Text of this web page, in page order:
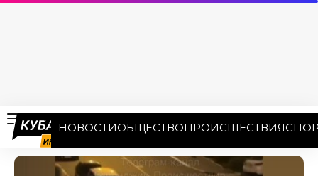
НОВОСТИОБЩЕСТВОПРОИСШЕСТВИЯ